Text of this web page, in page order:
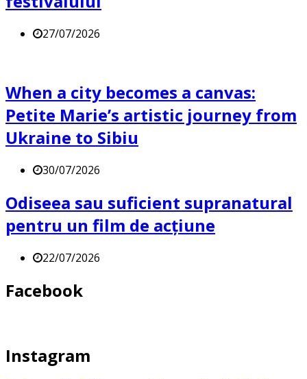
27/07/2026
When a city becomes a canvas:
Petite Marie’s artistic journey from
Ukraine to Sibiu
30/07/2026
Odiseea sau suficient supranatural
pentru un film de acțiune
22/07/2026
Facebook
Instagram